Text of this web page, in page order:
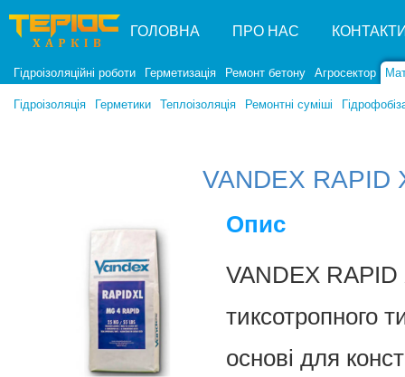
ГОЛОВНА ПРО НАС
Гідроізоляційні роботи Герметизація Ремонт бетону Агросектор
Гідроізоляція Герметики Теплоізоляція Ремонтні суміші
VANDEX RAPID
Опис
VANDEX
тиксотропного
основі для